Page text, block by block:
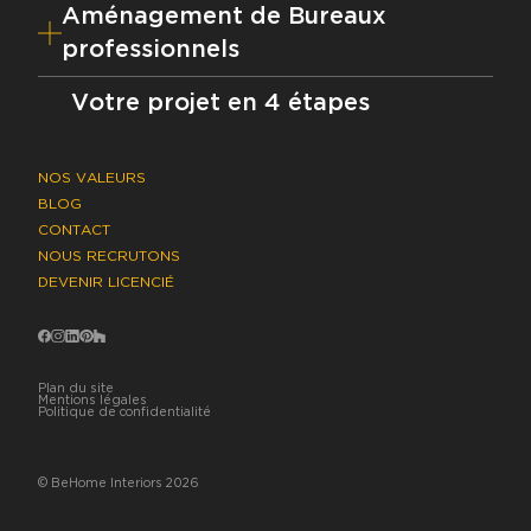
Facebook
Instagram
LinkedIn
Pinterest
Houzz
Aménagement de Bureaux
professionnels
Votre projet en 4 étapes
NOS VALEURS
BLOG
CONTACT
NOUS RECRUTONS
DEVENIR LICENCIÉ
Plan du site
Mentions légales
Politique de confidentialité
© BeHome Interiors 2026